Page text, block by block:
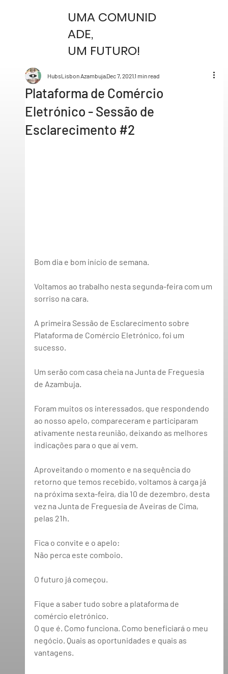
UMA COMUNID
ADE,
UM FUTURO!
Plataforma de Comércio
Eletrónico - Sessão de
Esclarecimento #2
HubsLisbon AzambujaDec 7, 20211 min read
Bom dia e bom início de semana.
Voltamos ao trabalho nesta segunda-feira com um
sorriso na cara.
A primeira Sessão de Esclarecimento sobre
Plataforma de Comércio Eletrónico, foi um
sucesso.
Um serão com casa cheia na Junta de Freguesia
de Azambuja.
Foram muitos os interessados, que respondendo
ao nosso apelo, compareceram e participaram
ativamente nesta reunião, deixando as melhores
indicações para o que aí vem.
Aproveitando o momento e na sequência do
retorno que temos recebido, voltamos à carga já
na próxima sexta-feira, dia 10 de dezembro, desta
vez na Junta de Freguesia de Aveiras de Cima,
pelas 21h.
Fica o convite e o apelo:
Não perca este comboio.
O futuro já começou.
Fique a saber tudo sobre a plataforma de
comércio eletrónico.
O que é. Como funciona. Como beneficiará o meu
negócio. Quais as oportunidades e quais as
vantagens.